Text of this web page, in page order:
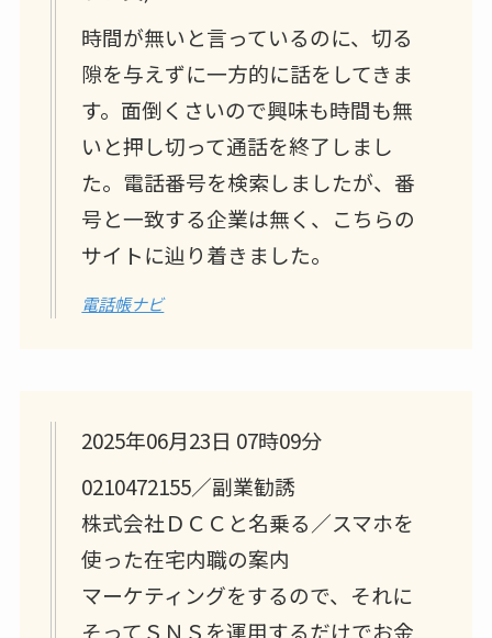
時間が無いと言っているのに、切る
隙を与えずに一方的に話をしてきま
す。面倒くさいので興味も時間も無
いと押し切って通話を終了しまし
た。電話番号を検索しましたが、番
号と一致する企業は無く、こちらの
サイトに辿り着きました。
電話帳ナビ
2025年06月23日 07時09分
0210472155／副業勧誘
株式会社ＤＣＣと名乗る／スマホを
使った在宅内職の案内
マーケティングをするので、それに
そってＳＮＳを運用するだけでお金